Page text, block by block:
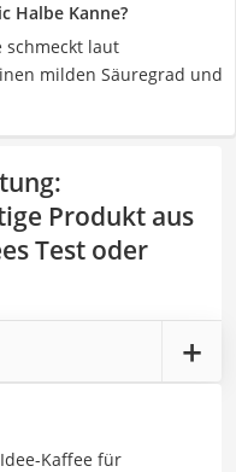
Halbe Kanne?
schmeckt laut
milden Säuregrad und
:
Produkt aus
Test oder
Kaffee für